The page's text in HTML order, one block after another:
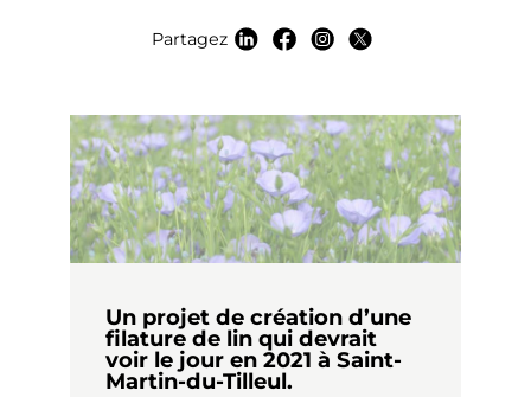
Partagez
Un projet de création d’une
filature de lin qui devrait
voir le jour en 2021 à Saint-
Martin-du-Tilleul.